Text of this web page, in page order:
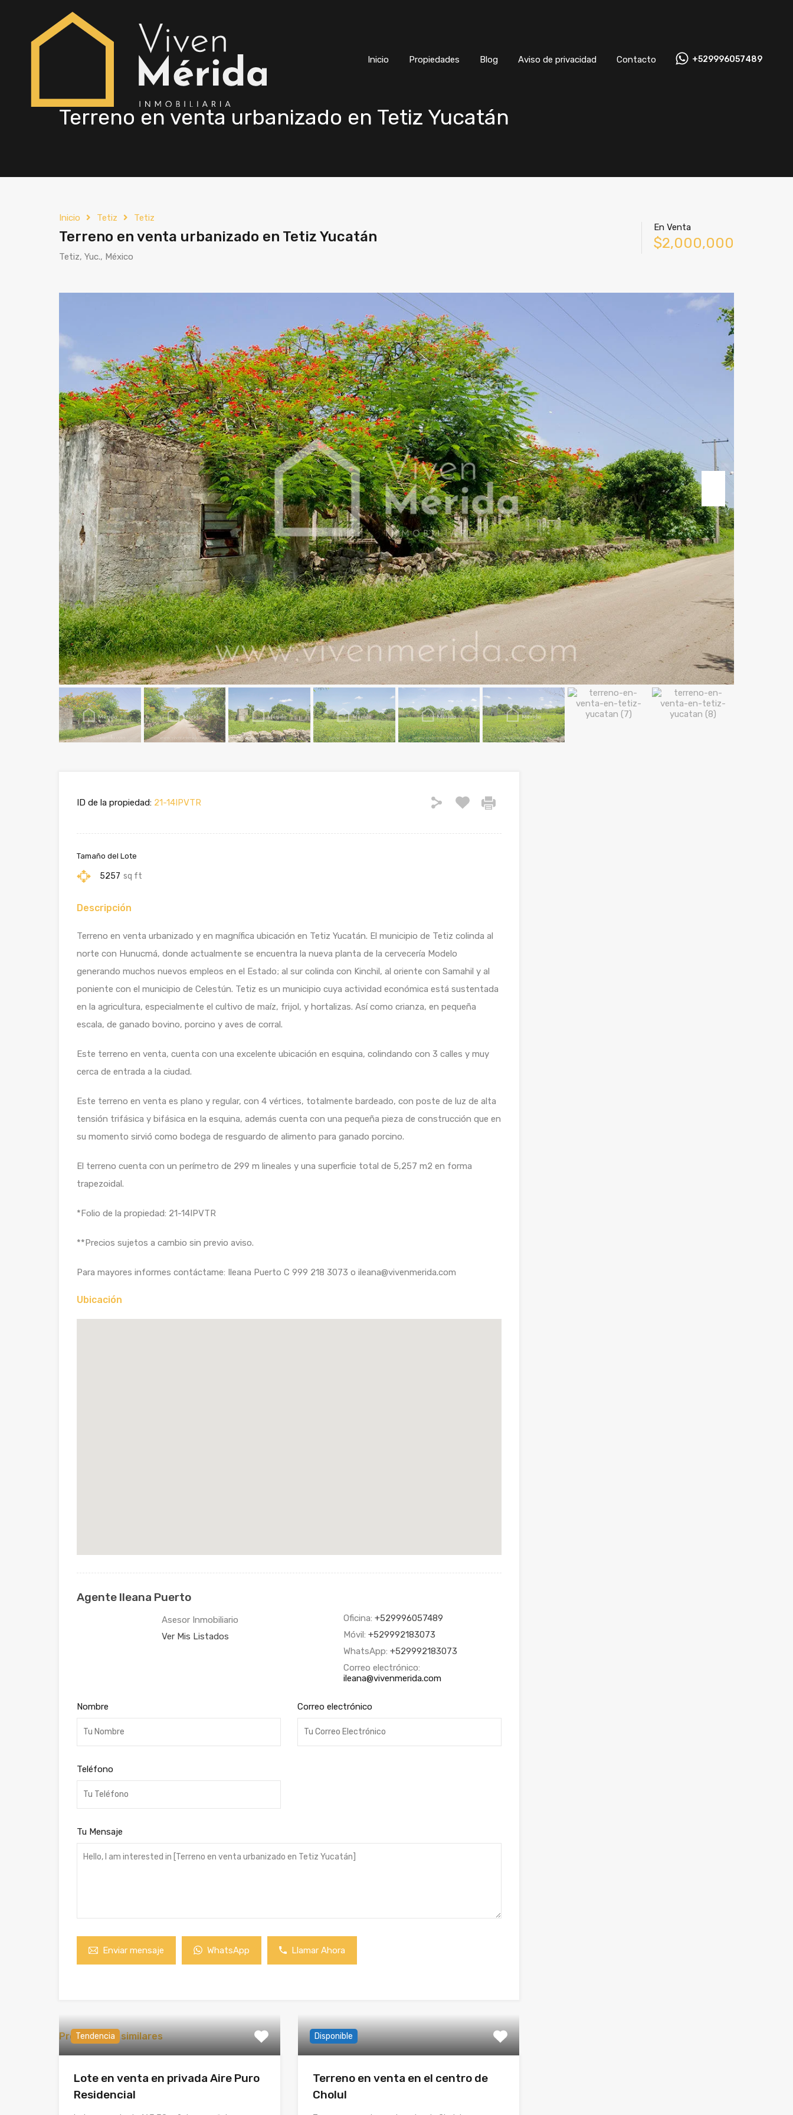
Inicio Propiedades Blog Aviso de privacidad Contacto +529996057489
Terreno en venta urbanizado en Tetiz Yucatán
Inicio Tetiz Tetiz
Terreno en venta urbanizado en Tetiz Yucatán
Tetiz, Yuc., México
En Venta
$2,000,000
ID de la propiedad: 21-14IPVTR
Tamaño del Lote
5257 sq ft
Descripción
Terreno en venta urbanizado y en magnífica ubicación en Tetiz Yucatán. El municipio de Tetiz colinda al
norte con Hunucmá, donde actualmente se encuentra la nueva planta de la cervecería Modelo
generando muchos nuevos empleos en el Estado; al sur colinda con Kinchil, al oriente con Samahil y al
poniente con el municipio de Celestún. Tetiz es un municipio cuya actividad económica está sustentada
en la agricultura, especialmente el cultivo de maíz, frijol, y hortalizas. Así como crianza, en pequeña
escala, de ganado bovino, porcino y aves de corral.
Este terreno en venta, cuenta con una excelente ubicación en esquina, colindando con 3 calles y muy
cerca de entrada a la ciudad.
Este terreno en venta es plano y regular, con 4 vértices, totalmente bardeado, con poste de luz de alta
tensión trifásica y bifásica en la esquina, además cuenta con una pequeña pieza de construcción que en
su momento sirvió como bodega de resguardo de alimento para ganado porcino.
El terreno cuenta con un perímetro de 299 m lineales y una superficie total de 5,257 m2 en forma
trapezoidal.
*Folio de la propiedad: 21-14IPVTR
**Precios sujetos a cambio sin previo aviso.
Para mayores informes contáctame: Ileana Puerto C 999 218 3073 o ileana@vivenmerida.com
Ubicación
Agente Ileana Puerto
Asesor Inmobiliario
Ver Mis Listados
Oficina: +529996057489
Móvil: +529992183073
WhatsApp: +529992183073
Correo electrónico:
ileana@vivenmerida.com
Nombre Correo electrónico
Teléfono
Tu Mensaje
Enviar mensaje WhatsApp Llamar Ahora
Propiedades similares
Tendencia
Lote en venta en privada Aire Puro
Residencial
Disponible
Terreno en venta en el centro de
Cholul